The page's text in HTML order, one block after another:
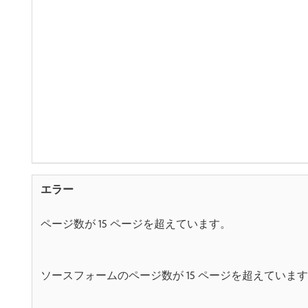
ページ数が 15 ページを超えています。
ソースフォームのページ数が 15 ページを超えていま